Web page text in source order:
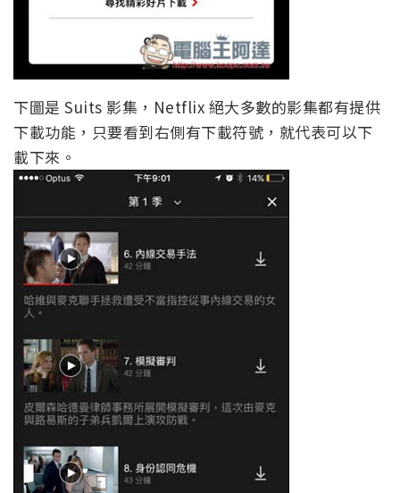
下圖是 Suits 影集，Netflix 絕大多數的影集都有提供
下載功能，只要看到右側有下載符號，就代表可以下
載下來。